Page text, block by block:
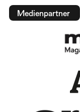
Medienpartner